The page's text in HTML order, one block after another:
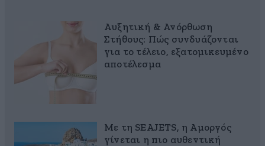
Αυξητική & Ανόρθωση
Στήθους: Πώς συνδυάζονται
για το τέλειο, εξατομικευμένο
αποτέλεσμα
Με τη SEAJETS, η Αμοργός
γίνεται η πιο αυθεντική